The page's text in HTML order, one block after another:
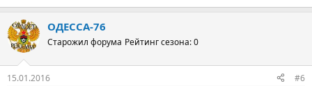
ОДЕССА-76
Старожил форума Рейтинг сезона: 0
15.01.2016 #6